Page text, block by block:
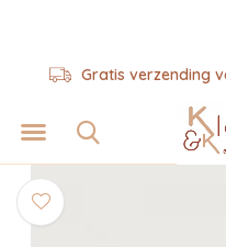
Gratis verzending